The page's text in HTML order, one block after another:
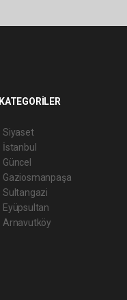
KATEGORİLER
Siyaset
İstanbul
Güncel
Gaziosmanpaşa
Sultangazi
Eyüpsultan
Arnavutköy